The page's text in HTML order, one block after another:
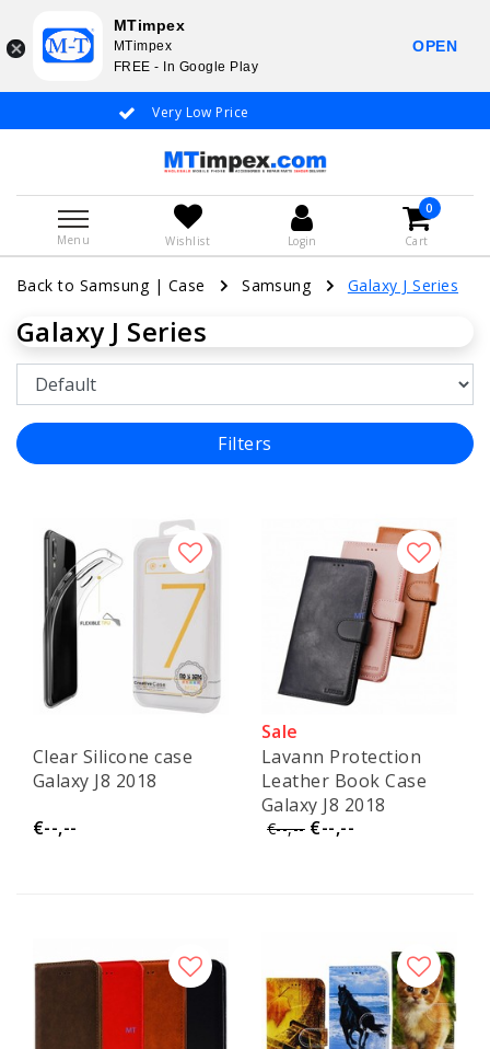
Whatsapp +31 651 919 833 / +31 38 337
Menu Wishlist Login
0
Cart
Back to Samsung| Case Samsung Galaxy J Series
Galaxy J Series
Filters
Clear Silicone case
Galaxy J8 2018
€--,--
Sale
Lavann Protection
Leather Book Case
Galaxy J8 2018
€--,-- €--,--
MTimpex
MTimpex
FREE - In Google Play
OPEN